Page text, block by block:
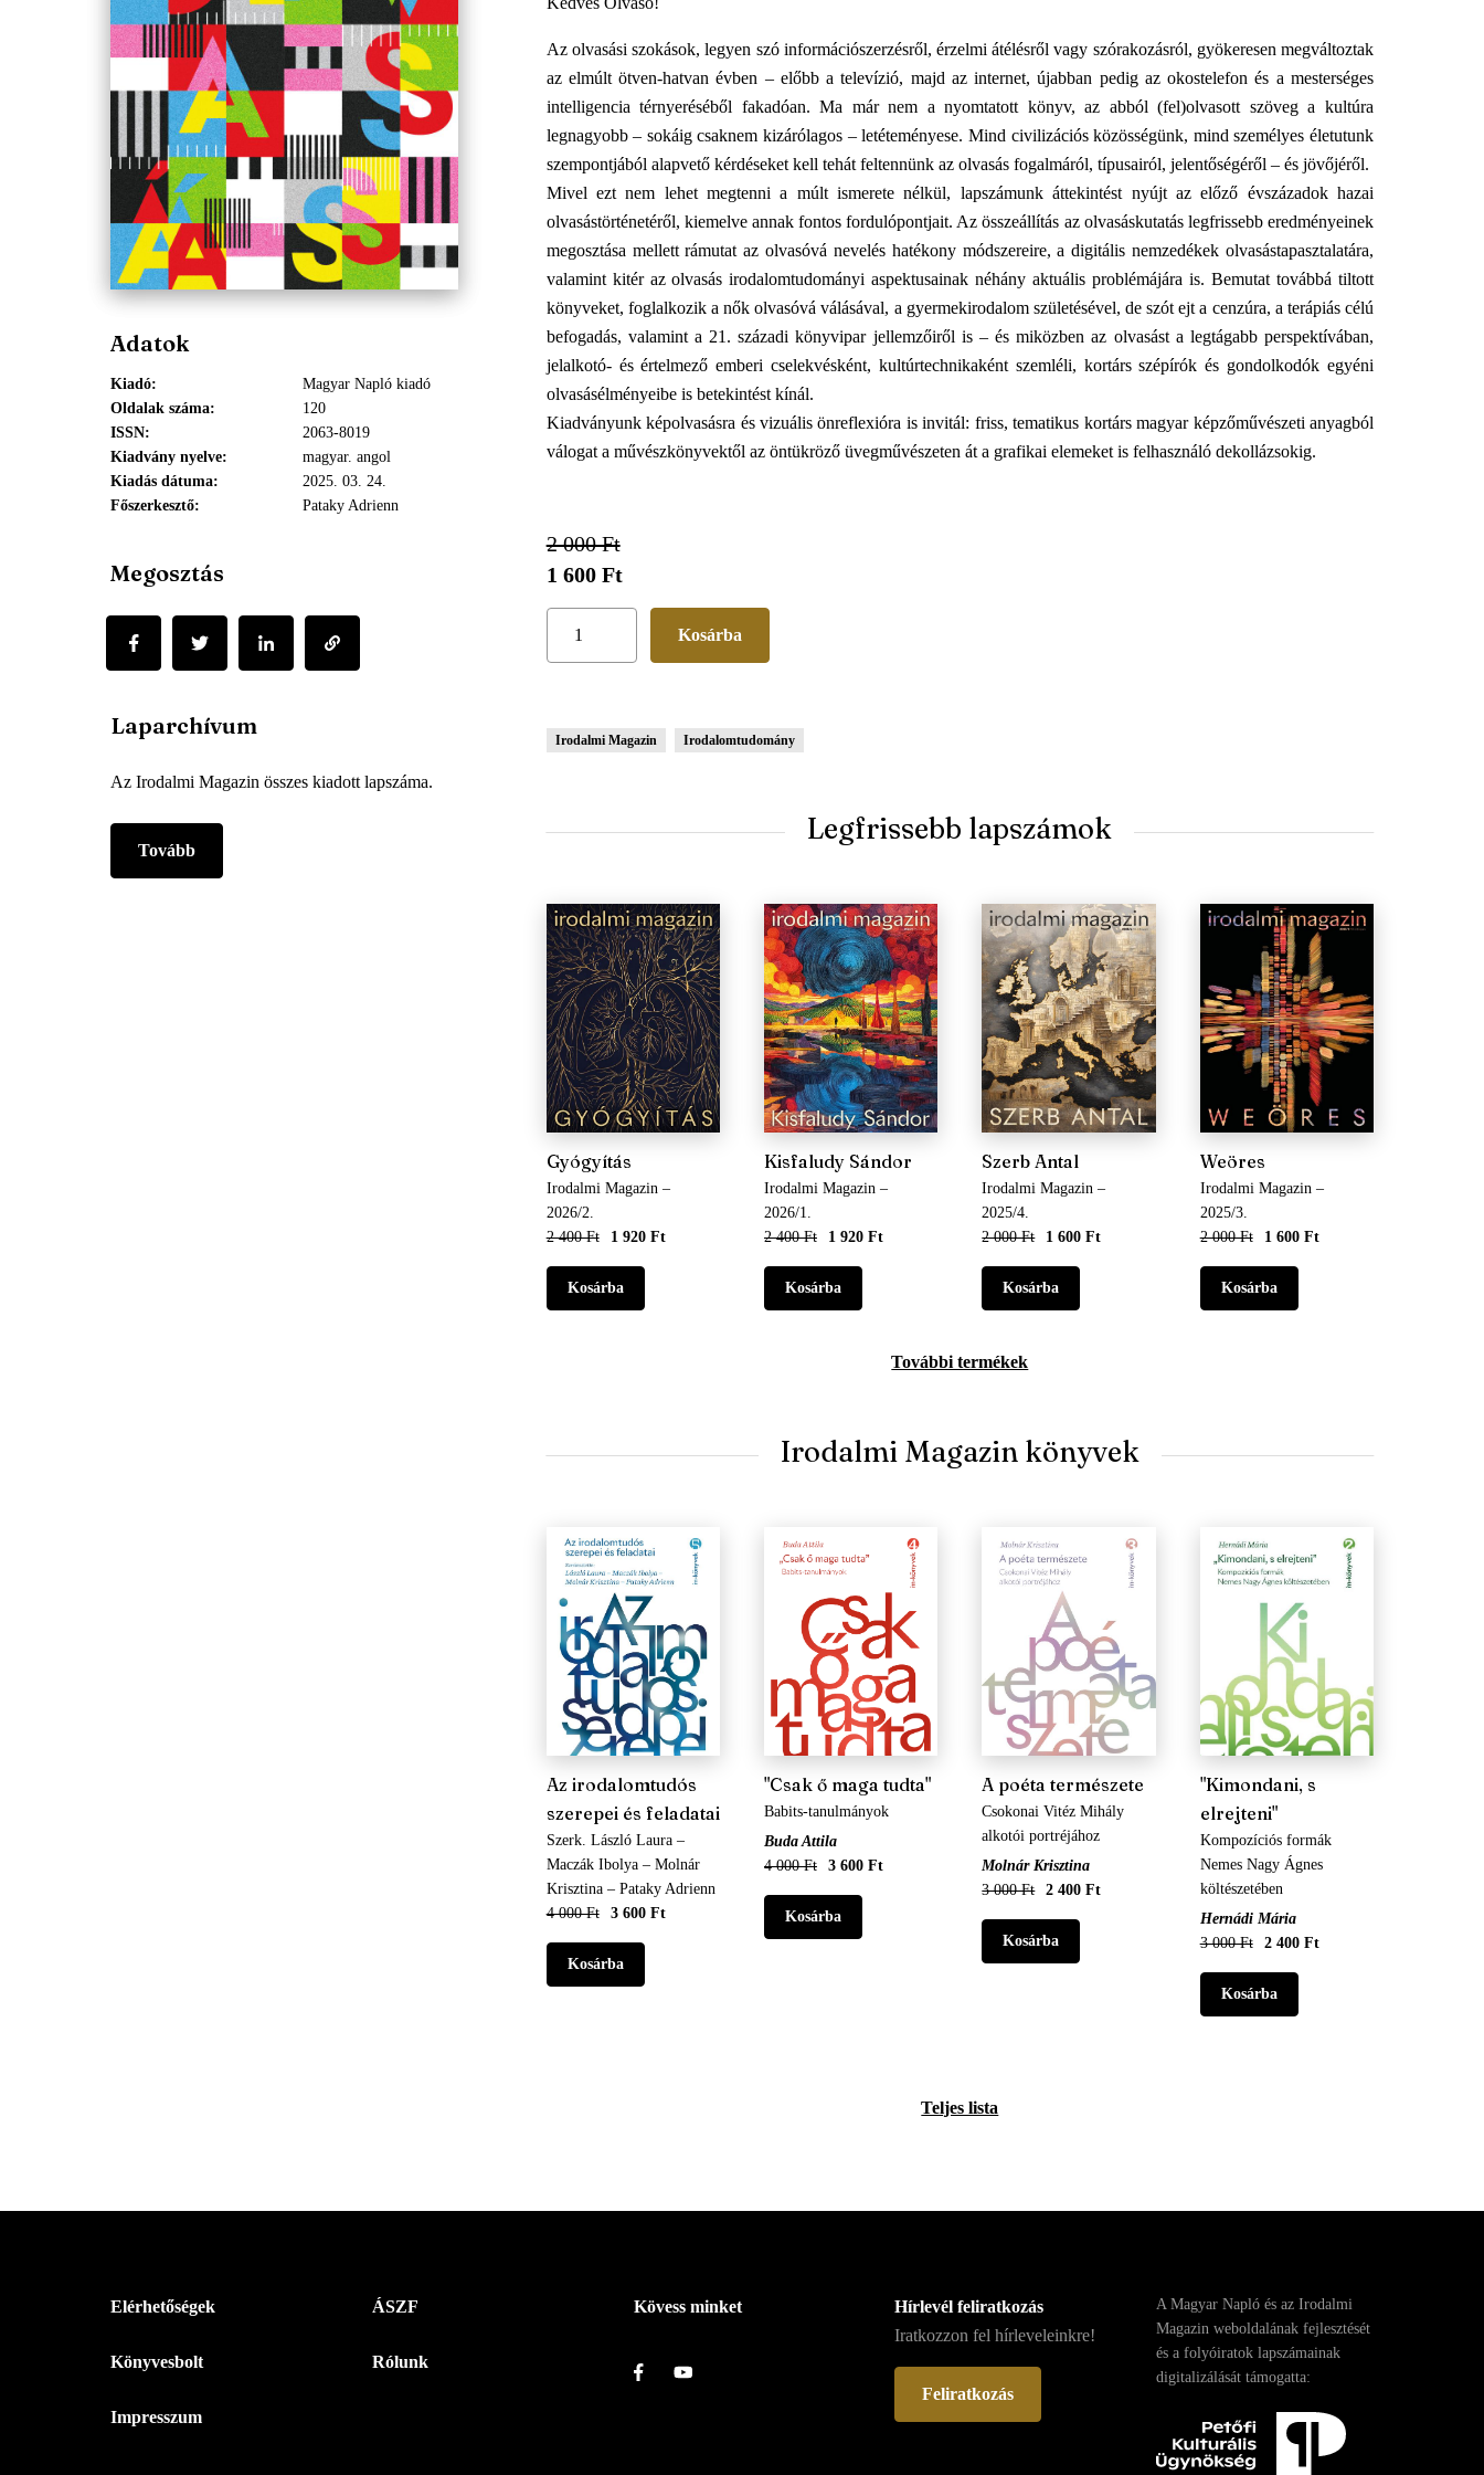
Az olvasási szokások, legyen szó információszerzésről, érzelmi átélésről vagy szórakozásról, gyökeresen megváltoztak
az elmúlt ötven-hatvan évben – előbb a televízió, majd az internet, újabban pedig az okostelefon és a mesterséges
intelligencia térnyeréséből fakadóan. Ma már nem a nyomtatott könyv, az abból (fel)olvasott szöveg a kultúra
legnagyobb – sokáig csaknem kizárólagos – letéteményese. Mind civilizációs közösségünk, mind személyes életutunk
szempontjából alapvető kérdéseket kell tehát feltennünk az olvasás fogalmáról, típusairól, jelentőségéről – és jövőjéről.
Mivel ezt nem lehet megtenni a múlt ismerete nélkül, lapszámunk áttekintést nyújt az előző évszázadok hazai
olvasástörténetéről, kiemelve annak fontos fordulópontjait. Az összeállítás az olvasáskutatás legfrissebb eredményeinek
megosztása mellett rámutat az olvasóvá nevelés hatékony módszereire, a digitális nemzedékek olvasástapasztalatára,
valamint kitér az olvasás irodalomtudományi aspektusainak néhány aktuális problémájára is. Bemutat továbbá tiltott
könyveket, foglalkozik a nők olvasóvá válásával, a gyermekirodalom születésével, de szót ejt a cenzúra, a terápiás célú
befogadás, valamint a 21. századi könyvipar jellemzőiről is – és miközben az olvasást a legtágabb perspektívában,
jelalkotó- és értelmező emberi cselekvésként, kultúrtechnikaként szemléli, kortárs szépírók és gondolkodók egyéni
olvasásélményeibe is betekintést kínál.
Kiadványunk képolvasásra és vizuális önreflexióra is invitál: friss, tematikus kortárs magyar képzőművészeti anyagból
válogat a művészkönyvektől az öntükröző üvegművészeten át a grafikai elemeket is felhasználó dekollázsokig.
2 000 Ft
1 600 Ft
Irodalmi Magazin Irodalomtudomány
Legfrissebb lapszámok
Gyógyítás
Irodalmi Magazin –
2026/2.
2 400 Ft
1 920 Ft
Kisfaludy Sándor
Irodalmi Magazin –
2026/1.
2 400 Ft
1 920 Ft
Szerb Antal
Irodalmi Magazin –
2025/4.
2 000 Ft
1 600 Ft
Weöres
Irodalmi Magazin –
2025/3.
2 000 Ft
1 600 Ft
További termékek
Irodalmi Magazin könyvek
Az irodalomtudós
szerepei és feladatai
Szerk. László Laura –
Maczák Ibolya – Molnár
Krisztina – Pataky Adrienn
4 000 Ft
3 600 Ft
"Csak ő maga tudta"
Babits-tanulmányok
Buda Attila
4 000 Ft
3 600 Ft
A poéta természete
Csokonai Vitéz Mihály
alkotói portréjához
Molnár Krisztina
3 000 Ft
2 400 Ft
"Kimondani, s
elrejteni"
Kompozíciós formák
Nemes Nagy Ágnes
költészetében
Hernádi Mária
3 000 Ft
2 400 Ft
Teljes lista
Adatok
Kiadó
Magyar Napló kiadó
Oldalak száma
120
ISSN
2063-8019
Kiadvány nyelve
magyar. angol
Kiadás dátuma
2025. 03. 24.
Főszerkesztő
Pataky Adrienn
Megosztás
Laparchívum
Az Irodalmi Magazin összes kiadott lapszáma.
Tovább
Menü
Magyar
-
Elérhetőségek
Könyvesbolt
Impresszum
ÁSZF
Rólunk
Kövess minket
Hírlevél feliratkozás
Iratkozzon fel hírleveleinkre!
Feliratkozás
A Magyar Napló és az Irodalmi
Magazin weboldalának fejlesztését
és a folyóiratok lapszámainak
digitalizálását támogatta: